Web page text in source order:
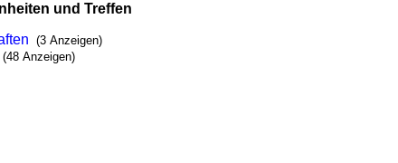
und Treffen
(3 Anzeigen)
(48 Anzeigen)